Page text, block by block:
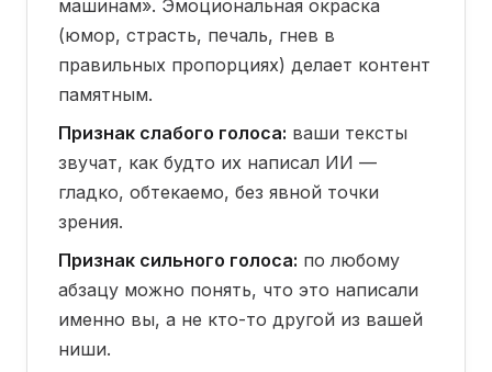
машинам». Эмоциональная окраска
(юмор, страсть, печаль, гнев в
правильных пропорциях) делает контент
памятным.
Признак слабого голоса: ваши тексты
звучат, как будто их написал ИИ —
гладко, обтекаемо, без явной точки
зрения.
Признак сильного голоса: по любому
абзацу можно понять, что это написали
именно вы, а не кто-то другой из вашей
ниши.